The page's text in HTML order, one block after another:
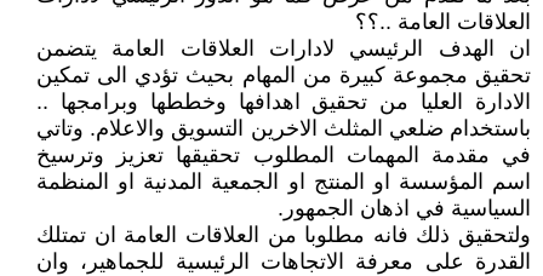
العلاقات العامة ..؟؟
ان الهدف الرئيسي لادارات العلاقات العامة يتضمن
تحقيق مجموعة كبيرة من المهام بحيث تؤدي الى تمكين
الادارة العليا من تحقيق اهدافها وخططها وبرامجها ..
باستخدام ضلعي المثلث الاخرين التسويق والاعلام. وتاتي
في مقدمة المهمات المطلوب تحقيقها تعزيز وترسيخ
اسم المؤسسة او المنتج او الجمعية المدنية او المنظمة
السياسية في اذهان الجمهور.
ولتحقيق ذلك فانه مطلوبا من العلاقات العامة ان تمتلك
القدرة على معرفة الاتجاهات الرئيسية للجماهير، وان